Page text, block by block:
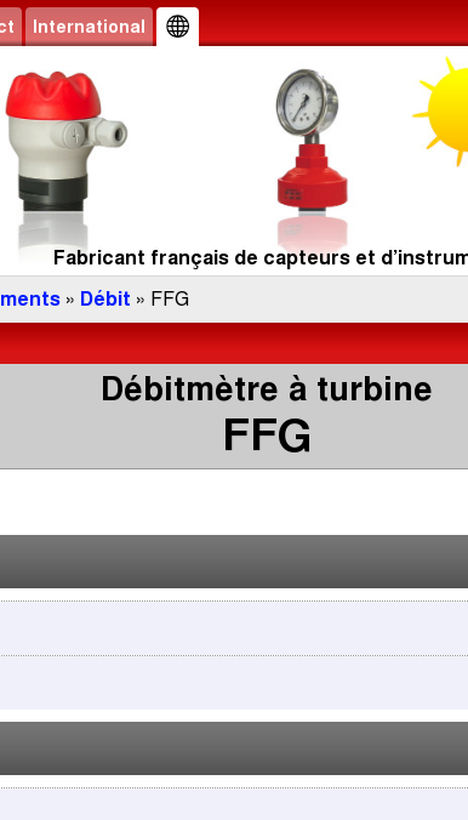
International
Fabricant français de capteurs et
» Débit » FFG
Débitmètre à turbine
FFG